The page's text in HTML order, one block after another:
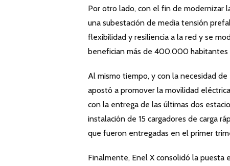
Por otro lado, con el fin de modernizar
una subestación de media tensión
flexibilidad y resiliencia a la red y se
benefician más de 400.000 habitantes
Al mismo tiempo, y con la necesidad
apostó a promover la movilidad
con la entrega de las últimas dos
instalación de 15 cargadores de carga
que fueron entregadas en el primer
Finalmente, Enel X consolidó la